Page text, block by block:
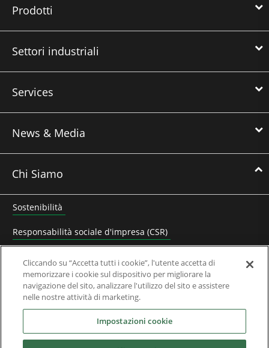
Prodotti
Settori industriali
Services
News & Media
Chi Siamo
Sostenibilità
Responsabilità sociale d'impresa (CSR)
Contatta Nidec Control Techniques
Domande Frequenti
Cliccando su “Accetta tutti i cookie”, l'utente accetta di
memorizzare i cookie sul dispositivo per migliorare la
navigazione del sito, analizzare l'utilizzo del sito e assistere
nelle nostre attività di marketing.
Impostazioni cookie